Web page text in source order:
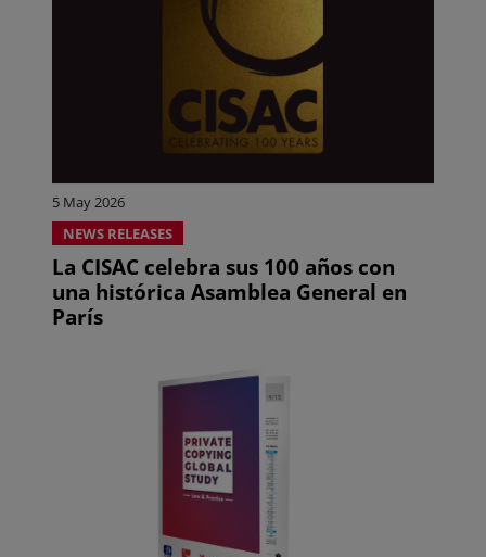
5 May 2026
NEWS RELEASES
La CISAC celebra sus 100 años con
una histórica Asamblea General en
París